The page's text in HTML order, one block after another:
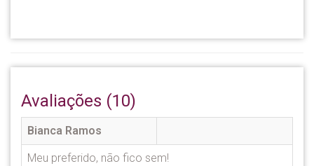
Avaliações (10)
Bianca Ramos
Meu preferido, não fico sem!